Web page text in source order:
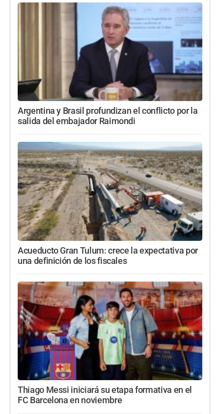
Argentina y Brasil profundizan el conflicto por la
salida del embajador Raimondi
Acueducto Gran Tulum: crece la expectativa por
una definición de los fiscales
Thiago Messi iniciará su etapa formativa en el
FC Barcelona en noviembre